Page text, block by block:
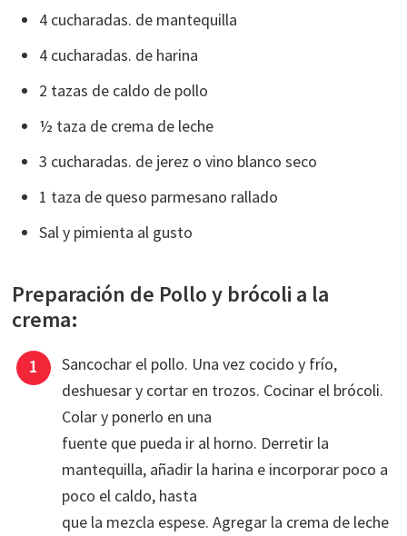
4 cucharadas. de mantequilla
4 cucharadas. de harina
2 tazas de caldo de pollo
½ taza de crema de leche
3 cucharadas. de jerez o vino blanco seco
1 taza de queso parmesano rallado
Sal y pimienta al gusto
Preparación de Pollo y brócoli a la
crema:
Sancochar el pollo. Una vez cocido y frío,
deshuesar y cortar en trozos. Cocinar el brócoli.
Colar y ponerlo en una
fuente que pueda ir al horno. Derretir la
mantequilla, añadir la harina e incorporar poco a
poco el caldo, hasta
que la mezcla espese. Agregar la crema de leche